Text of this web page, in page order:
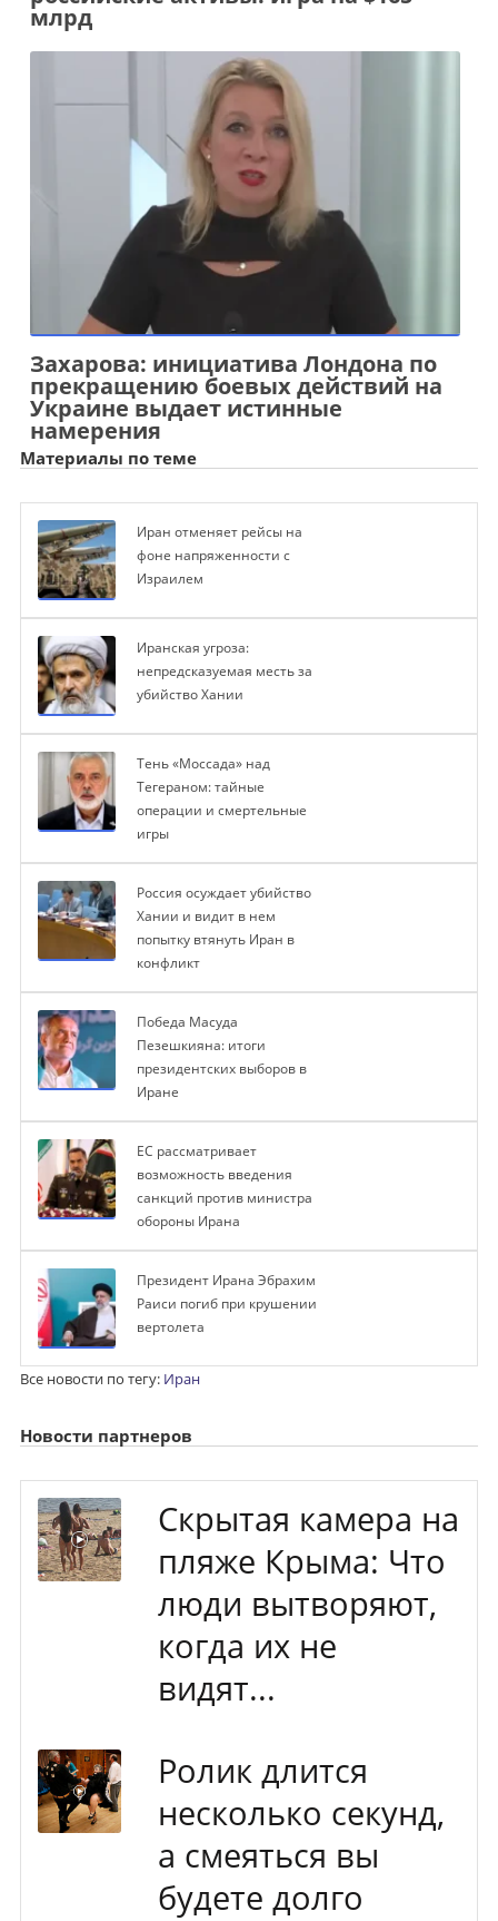
млрд
Захарова: инициатива Лондона по
прекращению боевых действий на
Украине выдает истинные
намерения
Материалы по теме
Иран отменяет рейсы на
фоне напряженности с
Израилем
Иранская угроза:
непредсказуемая месть за
убийство Хании
Тень «Моссада» над
Тегераном: тайные
операции и смертельные
игры
Россия осуждает убийство
Хании и видит в нем
попытку втянуть Иран в
конфликт
Победа Масуда
Пезешкияна: итоги
президентских выборов в
Иране
ЕС рассматривает
возможность введения
санкций против министра
обороны Ирана
Президент Ирана Эбрахим
Раиси погиб при крушении
вертолета
Все новости по тегу: Иран
Новости партнеров
Скрытая камера на
пляже Крыма: Что
люди вытворяют,
когда их не
видят...
Ролик длится
несколько секунд,
а смеяться вы
будете долго